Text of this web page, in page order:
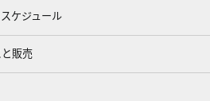
ケジュール
販売